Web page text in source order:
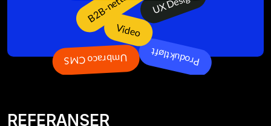
B2B-nettbutikk
Umbraco CMS Produktløft
Video
REFERANSER